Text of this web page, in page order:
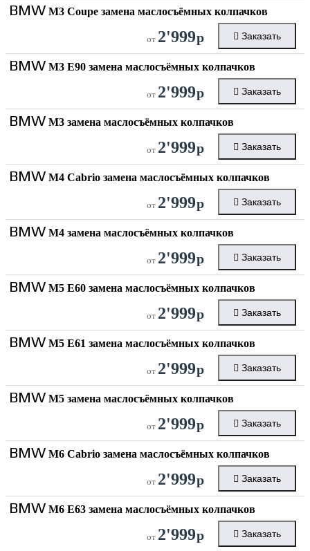
BMW M3 Coupe замена маслосъёмных колпачков
от 2'999р Заказать
BMW M3 E90 замена маслосъёмных колпачков
от 2'999р Заказать
BMW M3 замена маслосъёмных колпачков
от 2'999р Заказать
BMW M4 Cabrio замена маслосъёмных колпачков
от 2'999р Заказать
BMW M4 замена маслосъёмных колпачков
от 2'999р Заказать
BMW M5 E60 замена маслосъёмных колпачков
от 2'999р Заказать
BMW M5 E61 замена маслосъёмных колпачков
от 2'999р Заказать
BMW M5 замена маслосъёмных колпачков
от 2'999р Заказать
BMW M6 Cabrio замена маслосъёмных колпачков
от 2'999р Заказать
BMW M6 E63 замена маслосъёмных колпачков
от 2'999р Заказать